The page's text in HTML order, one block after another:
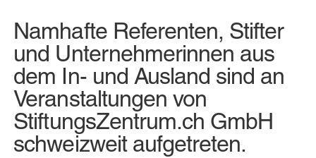
Namhafte Referenten, Stifter
und Unternehmerinnen aus
dem In- und Ausland sind an
Veranstaltungen von
StiftungsZentrum.ch GmbH
schweizweit aufgetreten.